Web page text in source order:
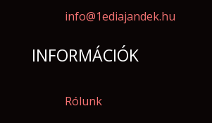
info@1ediajandek.hu
INFORMÁCIÓK
Rólunk